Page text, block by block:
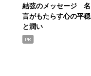
結弦のメッセージ 名
言がもたらす心の平穏
と潤い
PR